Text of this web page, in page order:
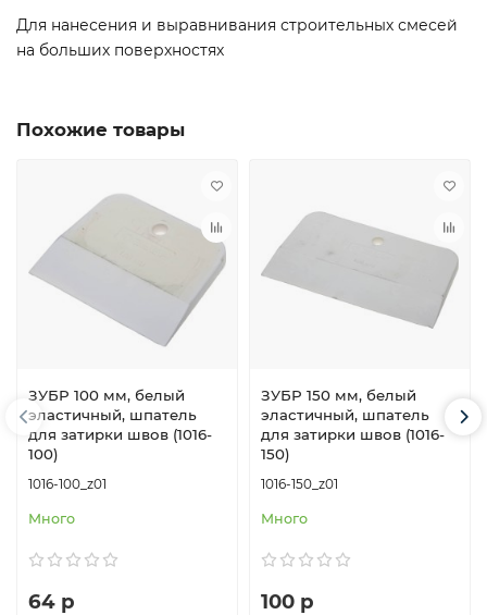
Для нанесения и выравнивания строительных смесей
на больших поверхностях
Похожие товары
ЗУБР 100 мм, белый
эластичный, шпатель
для затирки швов (1016-
100)
1016-100_z01
Много
64 р
ЗУБР 150 мм, белый
эластичный, шпатель
для затирки швов (1016-
150)
1016-150_z01
Много
100 р